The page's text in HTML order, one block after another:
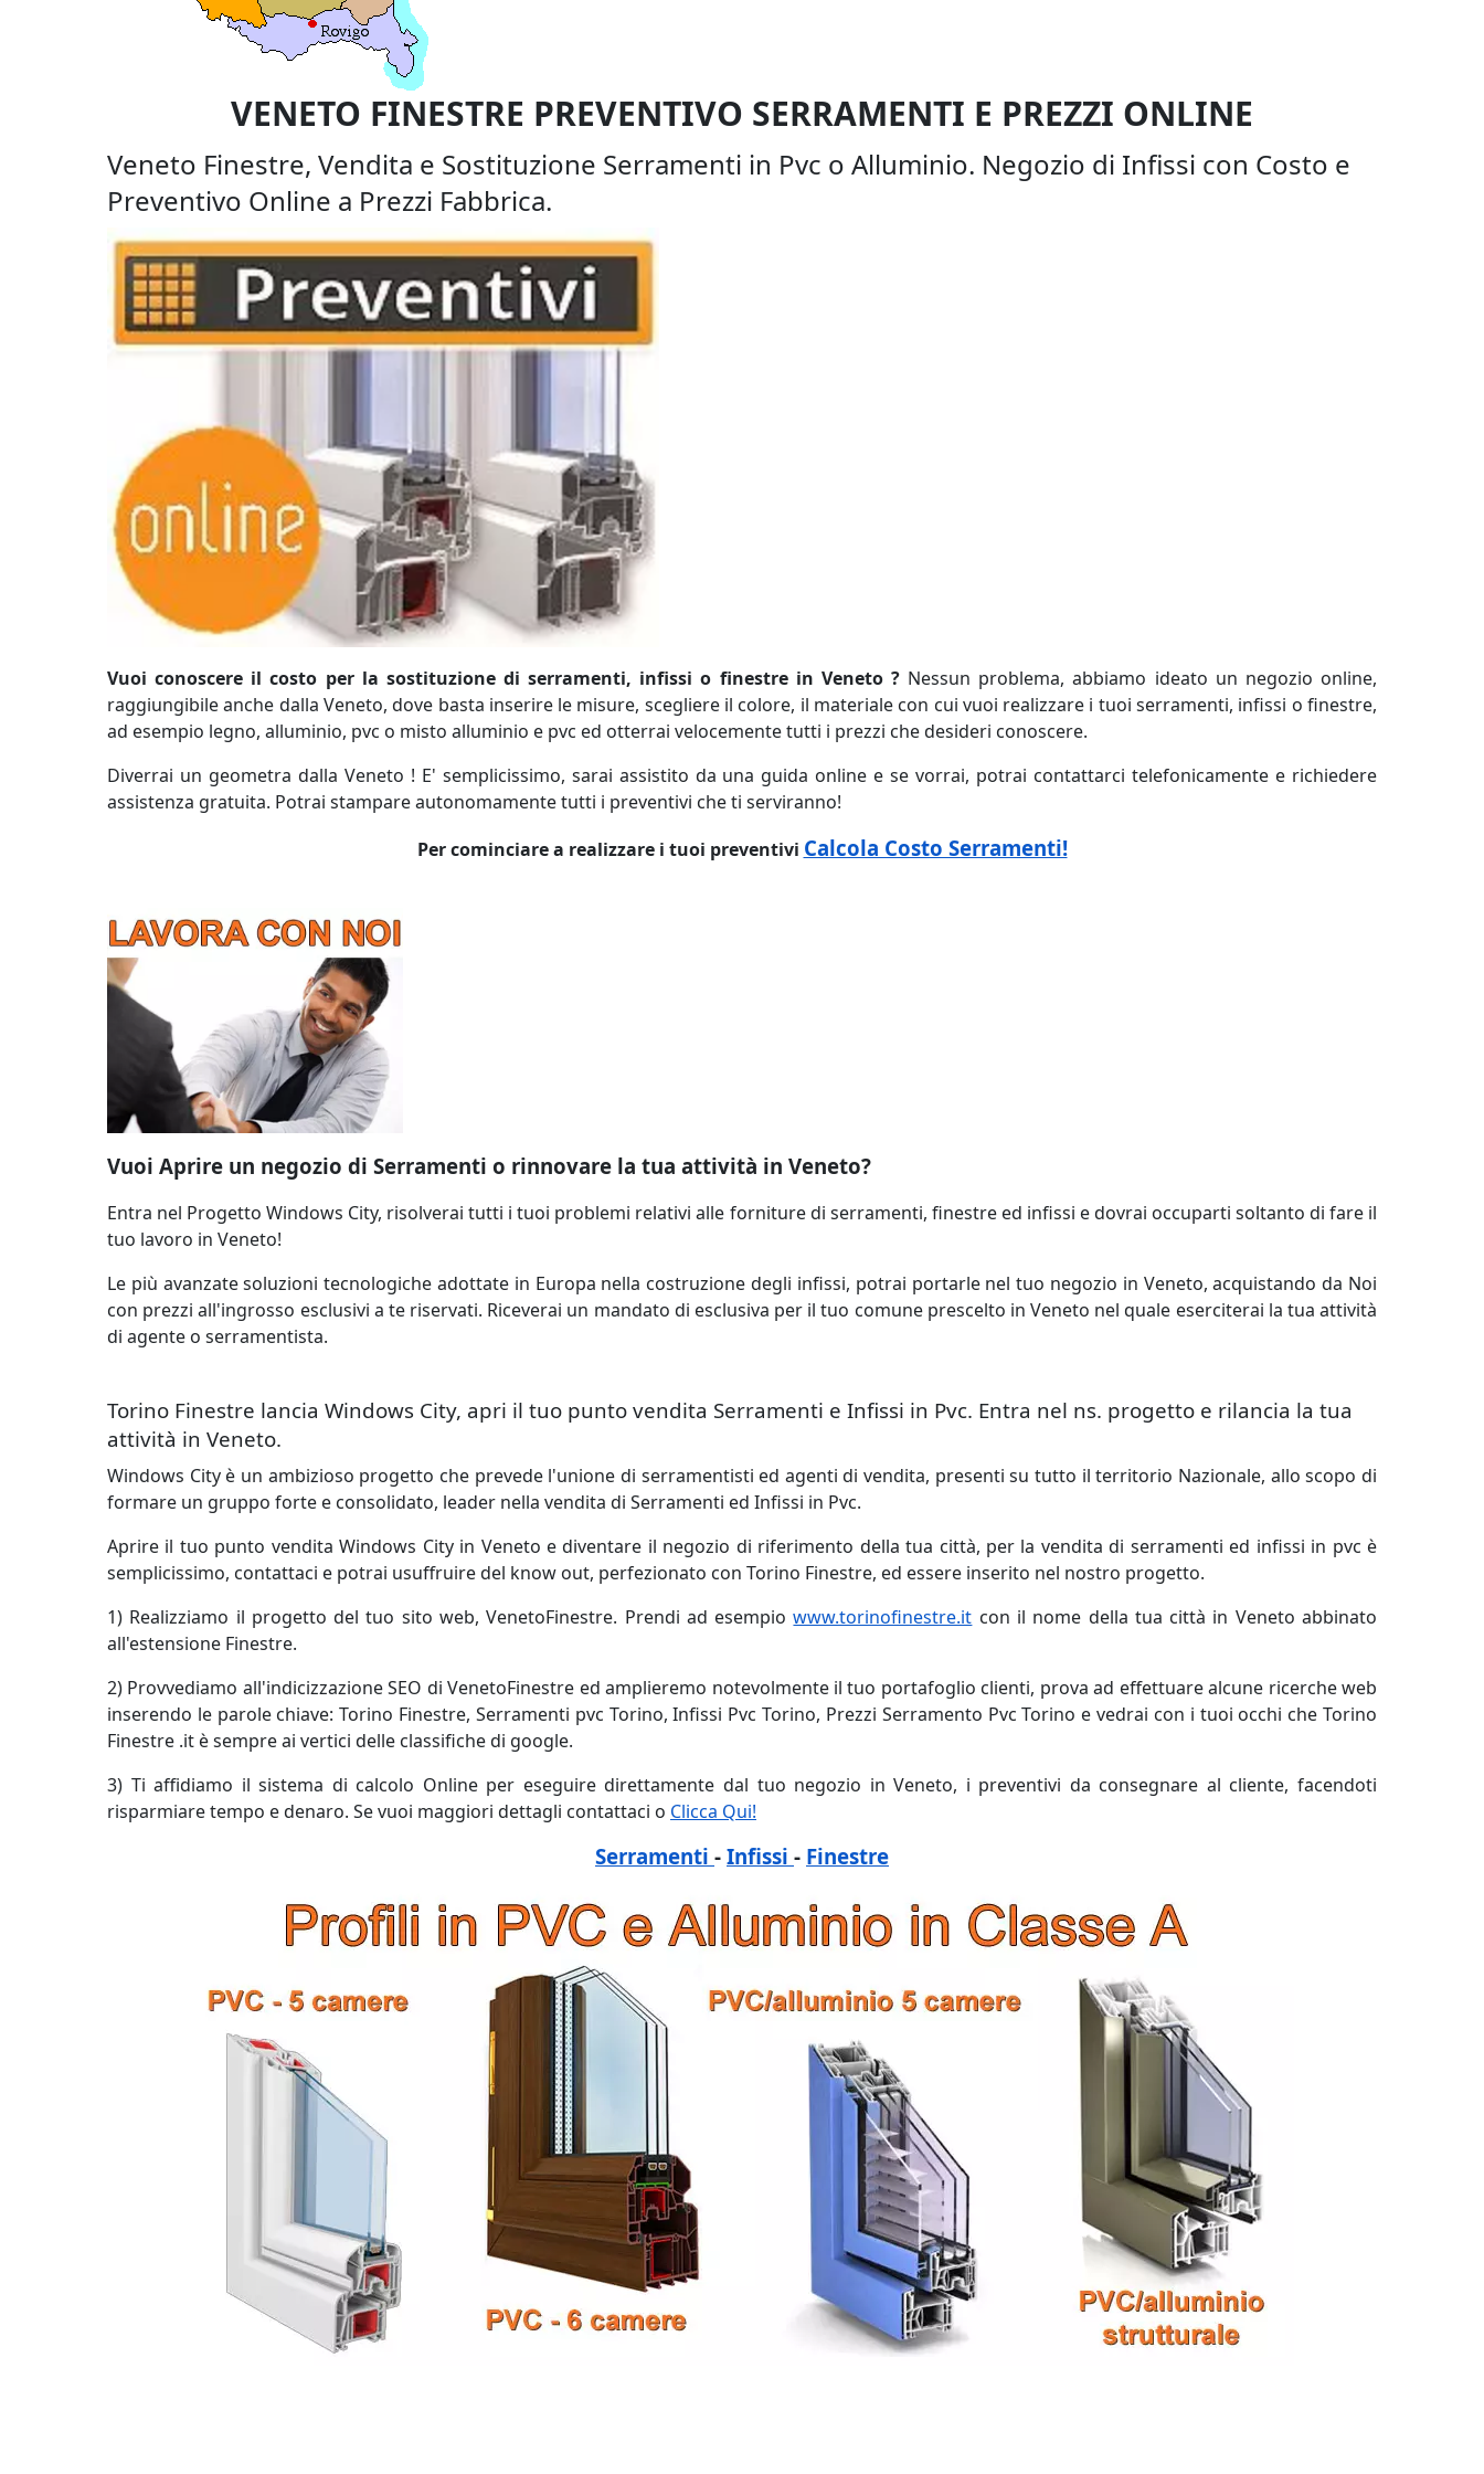
VENETO FINESTRE PREVENTIVO SERRAMENTI E PREZZI ONLINE
Veneto Finestre, Vendita e Sostituzione Serramenti in Pvc o Alluminio. Negozio di Infissi con Costo e
Preventivo Online a Prezzi Fabbrica.
Vuoi conoscere il costo per la sostituzione di serramenti, infissi o finestre in Veneto ? Nessun problema, abbiamo ideato un negozio online,
raggiungibile anche dalla Veneto, dove basta inserire le misure, scegliere il colore, il materiale con cui vuoi realizzare i tuoi serramenti, infissi o finestre,
ad esempio legno, alluminio, pvc o misto alluminio e pvc ed otterrai velocemente tutti i prezzi che desideri conoscere.
Diverrai un geometra dalla Veneto ! E' semplicissimo, sarai assistito da una guida online e se vorrai, potrai contattarci telefonicamente e richiedere
assistenza gratuita. Potrai stampare autonomamente tutti i preventivi che ti serviranno!
Per cominciare a realizzare i tuoi preventivi Calcola Costo Serramenti!
Vuoi Aprire un negozio di Serramenti o rinnovare la tua attività in Veneto?
Entra nel Progetto Windows City, risolverai tutti i tuoi problemi relativi alle forniture di serramenti, finestre ed infissi e dovrai occuparti soltanto di fare il
tuo lavoro in Veneto!
Le più avanzate soluzioni tecnologiche adottate in Europa nella costruzione degli infissi, potrai portarle nel tuo negozio in Veneto, acquistando da Noi
con prezzi all'ingrosso esclusivi a te riservati. Riceverai un mandato di esclusiva per il tuo comune prescelto in Veneto nel quale eserciterai la tua attività
di agente o serramentista.
Torino Finestre lancia Windows City, apri il tuo punto vendita Serramenti e Infissi in Pvc. Entra nel ns. progetto e rilancia la tua
attività in Veneto.
Windows City è un ambizioso progetto che prevede l'unione di serramentisti ed agenti di vendita, presenti su tutto il territorio Nazionale, allo scopo di
formare un gruppo forte e consolidato, leader nella vendita di Serramenti ed Infissi in Pvc.
Aprire il tuo punto vendita Windows City in Veneto e diventare il negozio di riferimento della tua città, per la vendita di serramenti ed infissi in pvc è
semplicissimo, contattaci e potrai usuffruire del know out, perfezionato con Torino Finestre, ed essere inserito nel nostro progetto.
1) Realizziamo il progetto del tuo sito web, VenetoFinestre. Prendi ad esempiowww.torinofinestre.it con il nome della tua città in Veneto abbinato
all'estensione Finestre.
2) Provvediamo all'indicizzazione SEO di VenetoFinestre ed amplieremo notevolmente il tuo portafoglio clienti, prova ad effettuare alcune ricerche web
inserendo le parole chiave: Torino Finestre, Serramenti pvc Torino, Infissi Pvc Torino, Prezzi Serramento Pvc Torino e vedrai con i tuoi occhi che Torino
Finestre .it è sempre ai vertici delle classifiche di google.
3) Ti affidiamo il sistema di calcolo Online per eseguire direttamente dal tuo negozio in Veneto, i preventivi da consegnare al cliente, facendoti
risparmiare tempo e denaro. Se vuoi maggiori dettagli contattaci o Clicca Qui!
Serramenti - Infissi - Finestre